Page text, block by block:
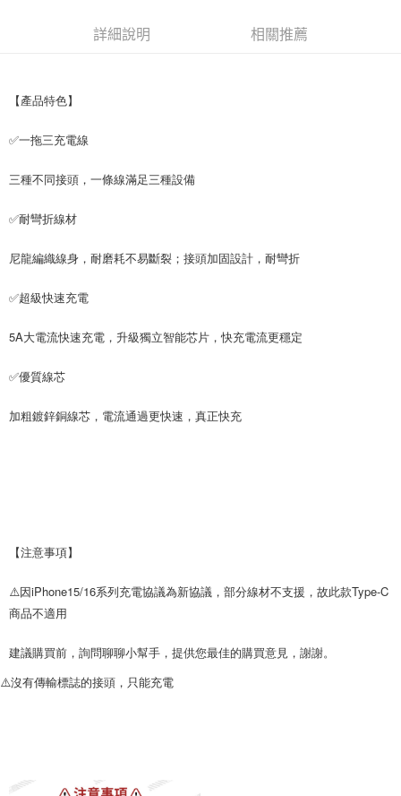
每筆NT$65，滿NT$690(含以上)免運費
每筆NT$100，滿NT$990(含以上)免運費
詳細說明 相關推薦
【產品特色】
✅一拖三充電線
三種不同接頭，一條線滿足三種設備
✅耐彎折線材
尼龍編織線身，耐磨耗不易斷裂；接頭加固設計，耐彎折
✅超級快速充電
5A大電流快速充電，升級獨立智能芯片，快充電流更穩定
✅優質線芯
加粗鍍鋅銅線芯，電流通過更快速，真正快充
【注意事項】
⚠️因iPhone15/16系列充電協議為新協議，部分線材不支援，故此款Type-C
商品不適用
建議購買前，詢問聊聊小幫手，提供您最佳的購買意見，謝謝。
⚠️沒有傳輸標誌的接頭，只能充電